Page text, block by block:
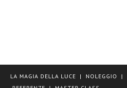
LA MAGIA DELLA LUCE | NOLEGGIO |